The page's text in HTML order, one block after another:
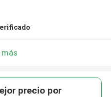
más
precio por